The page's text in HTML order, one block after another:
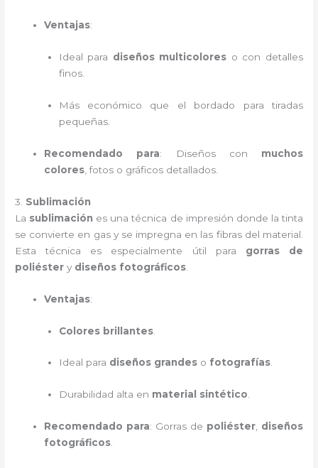
Ventajas:
Ideal para diseños multicolores o con detalles
finos.
Más económico que el bordado para tiradas
pequeñas.
Recomendado para: Diseños con muchos
colores , fotos o gráficos detallados.
3. Sublimación
La sublimación es una técnica de impresión donde la tinta
se convierte en gas y se impregna en las fibras del material.
Esta técnica es especialmente útil para gorras de
poliéster y diseños fotográficos
Ventajas:
Colores brillantes.
Ideal para diseños grandeso fotografías.
Durabilidad alta en material sintético.
Recomendado para: Gorras de poliéster diseños
fotográficos